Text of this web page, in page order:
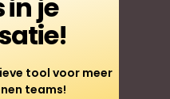
je
tool voor meer
teams!